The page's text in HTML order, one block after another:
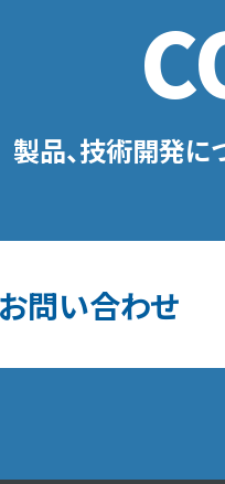
製品、技術開発に
お問い合わせ